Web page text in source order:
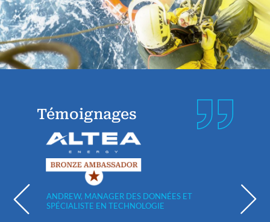
Témoignages
ANDREW, MANAGER DES DONNÉES ET
SPÉCIALISTE EN TECHNOLOGIE